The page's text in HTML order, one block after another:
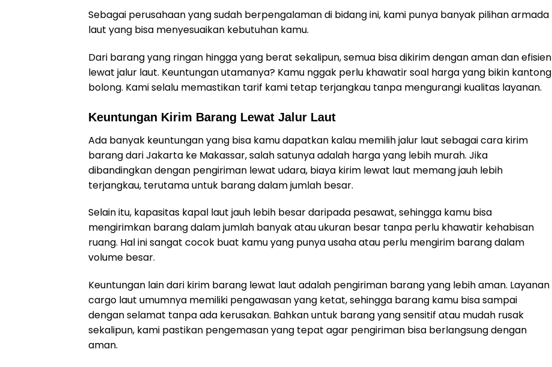
Sebagai perusahaan yang sudah berpengalaman di bidang ini, kami punya banyak pilihan armada
laut yang bisa menyesuaikan kebutuhan kamu.
Dari barang yang ringan hingga yang berat sekalipun, semua bisa dikirim dengan aman dan efisien
lewat jalur laut. Keuntungan utamanya? Kamu nggak perlu khawatir soal harga yang bikin kantong
bolong. Kami selalu memastikan tarif kami tetap terjangkau tanpa mengurangi kualitas layanan.
Keuntungan Kirim Barang Lewat Jalur Laut
Ada banyak keuntungan yang bisa kamu dapatkan kalau memilih jalur laut sebagai cara kirim
barang dari Jakarta ke Makassar, salah satunya adalah harga yang lebih murah. Jika
dibandingkan dengan pengiriman lewat udara, biaya kirim lewat laut memang jauh lebih
terjangkau, terutama untuk barang dalam jumlah besar.
Selain itu, kapasitas kapal laut jauh lebih besar daripada pesawat, sehingga kamu bisa
mengirimkan barang dalam jumlah banyak atau ukuran besar tanpa perlu khawatir kehabisan
ruang. Hal ini sangat cocok buat kamu yang punya usaha atau perlu mengirim barang dalam
volume besar.
Keuntungan lain dari kirim barang lewat laut adalah pengiriman barang yang lebih aman. Layanan
cargo laut umumnya memiliki pengawasan yang ketat, sehingga barang kamu bisa sampai
dengan selamat tanpa ada kerusakan. Bahkan untuk barang yang sensitif atau mudah rusak
sekalipun, kami pastikan pengemasan yang tepat agar pengiriman bisa berlangsung dengan
aman.